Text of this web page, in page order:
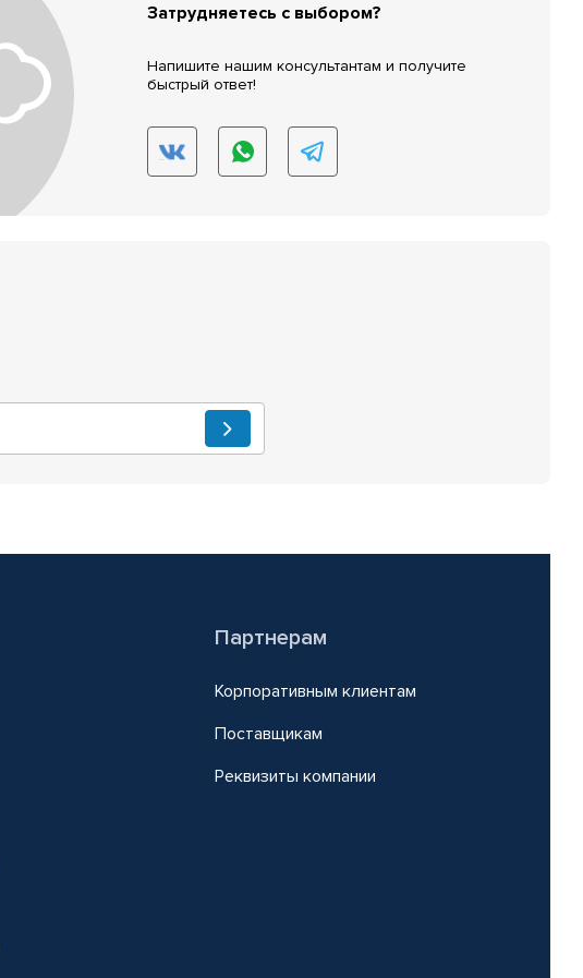
Затрудняетесь с выбором?
Напишите нашим консультантам и получите
быстрый ответ!
Партнерам
Корпоративным клиентам
Поставщикам
Реквизиты компании